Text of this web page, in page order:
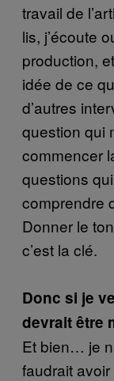
travail de
lis, j’écoute
production,
idée de ce
d’autres
question qui
commencer
questions
comprendre
Donner le
c’est la clé.
Donc si je
devrait être
Et bien… je
faudrait